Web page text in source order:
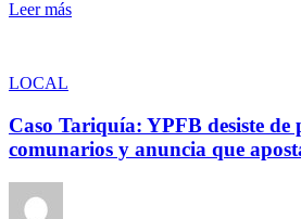
Leer más
LOCAL
Caso Tariquía: YPFB desiste de
comunarios y anuncia que